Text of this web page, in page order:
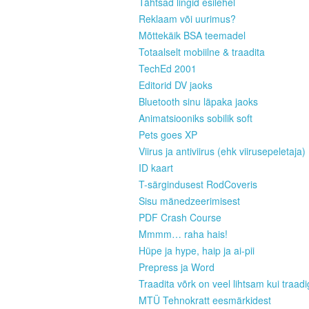
Reklaam või uurimus?
Mõttekäik BSA teemadel
Totaalselt mobiilne & traadita
TechEd 2001
Editorid DV jaoks
Bluetooth sinu läpaka jaoks
Animatsiooniks sobilik soft
Pets goes XP
Viirus ja antiviirus (ehk viirusepeletaja)
ID kaart
T-särgindusest RodCoveris
Sisu mänedzeerimisest
PDF Crash Course
Mmmm… raha hais!
Hüpe ja hype, haip ja ai-pii
Prepress ja Word
Traadita võrk on veel lihtsam kui
MTÜ Tehnokratt eesmärkidest